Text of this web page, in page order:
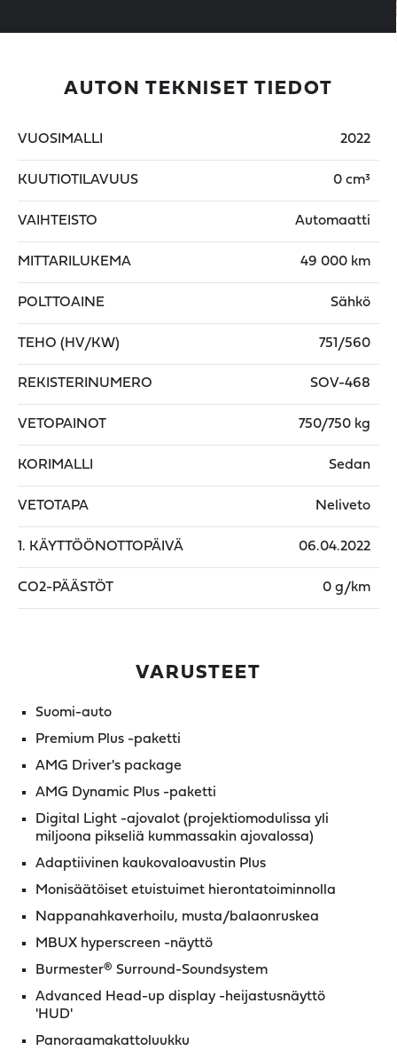
AUTON TEKNISET TIEDOT
VUOSIMALLI 2022
KUUTIOTILAVUUS 0 cm³
VAIHTEISTO Automaatti
MITTARILUKEMA 49 000 km
POLTTOAINE Sähkö
TEHO (HV/KW) 751/560
REKISTERINUMERO SOV-468
VETOPAINOT 750/750 kg
KORIMALLI Sedan
VETOTAPA Neliveto
1. KÄYTTÖÖNOTTOPÄIVÄ 06.04.2022
CO2-PÄÄSTÖT 0 g/km
VARUSTEET
Suomi-auto
Premium Plus -paketti
AMG Driver's package
AMG Dynamic Plus -paketti
Digital Light -ajovalot (projektiomodulissa yli
miljoona pikseliä kummassakin ajovalossa)
Adaptiivinen kaukovaloavustin Plus
Monisäätöiset etuistuimet hierontatoiminnolla
Nappanahkaverhoilu, musta/balaonruskea
MBUX hyperscreen -näyttö
Burmester® Surround-Soundsystem
Advanced Head-up display -heijastusnäyttö
'HUD'
Panoraamakattoluukku